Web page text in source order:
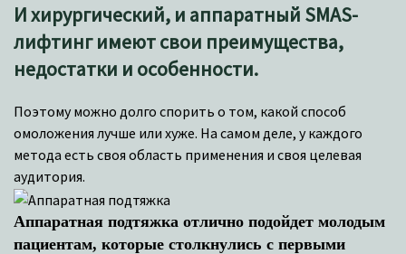
И хирургический, и аппаратный SMAS-
лифтинг имеют свои преимущества,
недостатки и особенности.
Поэтому можно долго спорить о том, какой способ
омоложения лучше или хуже. На самом деле, у каждого
метода есть своя область применения и своя целевая
аудитория.
Аппаратная подтяжка отлично подойдет молодым
пациентам, которые столкнулись с первыми